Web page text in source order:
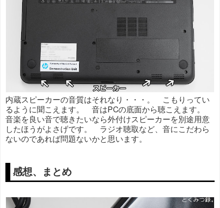
内蔵スピーカーの音質はそれなり・・・。 こもりってい
るように聞こえます。 音はPCの底面から聴こえます。
音楽を良い音で聴きたいなら外付けスピーカーを別途用意
したほうがよさげです。 ラジオ聴取など、音にこだわら
ないのであれば問題ないかと思います。
感想、まとめ